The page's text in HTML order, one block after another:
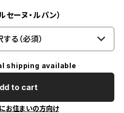
ーヌ・ルパン）
る（必須）
shipping available
to cart
お住まいの方向け